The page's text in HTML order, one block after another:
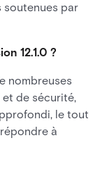
par
12.1.0 ?
nombreuses
de sécurité,
le tout
à